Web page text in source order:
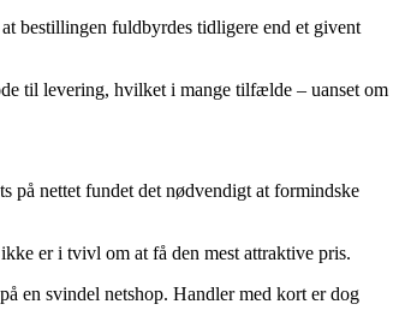
bestillingen fuldbyrdes tidligere end et givent
til levering, hvilket i mange tilfælde – uanset om
på nettet fundet det nødvendigt at formindske
er i tvivl om at få den mest attraktive pris.
en svindel netshop. Handler med kort er dog